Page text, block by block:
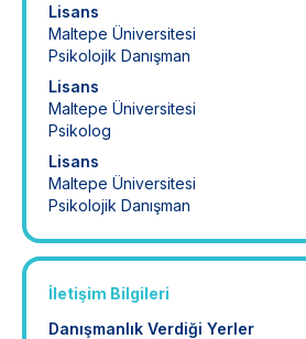
Lisans
Maltepe Üniversitesi
Psikolojik Danışman
Lisans
Maltepe Üniversitesi
Psikolog
Lisans
Maltepe Üniversitesi
Psikolojik Danışman
İletişim Bilgileri
Danışmanlık Verdiği Yerler